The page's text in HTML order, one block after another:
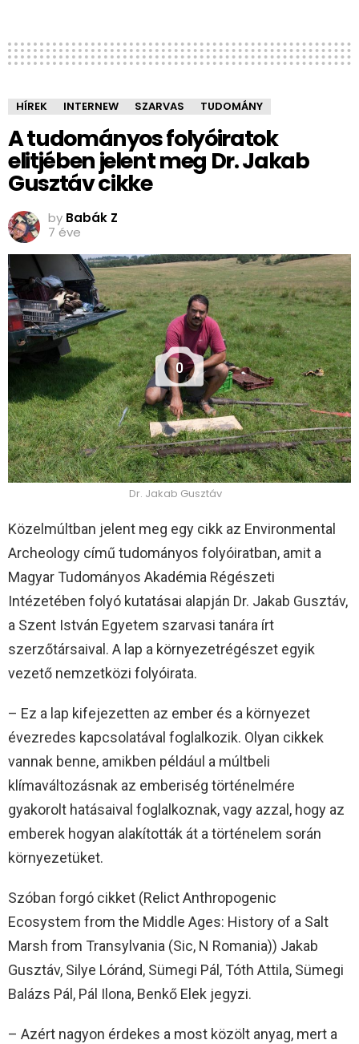
HÍREK INTERNEW SZARVAS TUDOMÁNY
A tudományos folyóiratok
elitjében jelent meg Dr. Jakab
Gusztáv cikke
by Babák Z
7 éve
0
Dr. Jakab Gusztáv
Közelmúltban jelent meg egy cikk az Environmental
Archeology című tudományos folyóiratban, amit a
Magyar Tudományos Akadémia Régészeti
Intézetében folyó kutatásai alapján Dr. Jakab Gusztáv,
a Szent István Egyetem szarvasi tanára írt
szerzőtársaival. A lap a környezetrégészet egyik
vezető nemzetközi folyóirata.
– Ez a lap kifejezetten az ember és a környezet
évezredes kapcsolatával foglalkozik. Olyan cikkek
vannak benne, amikben például a múltbeli
klímaváltozásnak az emberiség történelmére
gyakorolt hatásaival foglalkoznak, vagy azzal, hogy az
emberek hogyan alakították át a történelem során
környezetüket.
Szóban forgó cikket (Relict Anthropogenic
Ecosystem from the Middle Ages: History of a Salt
Marsh from Transylvania (Sic, N Romania)) Jakab
Gusztáv, Silye Lóránd, Sümegi Pál, Tóth Attila, Sümegi
Balázs Pál, Pál Ilona, Benkő Elek jegyzi.
– Azért nagyon érdekes a most közölt anyag, mert a